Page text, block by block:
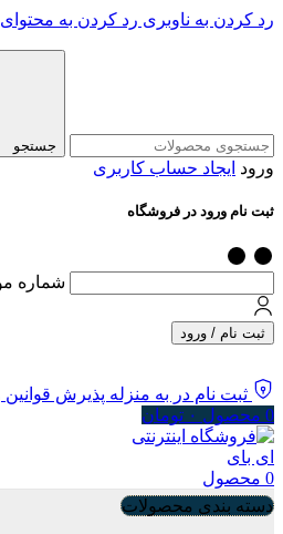
رد کردن به ناوبری رد کردن به
جستجو
ورود ایجاد حساب کاربری
ثبت نام ورود در فروشگاه
شماره
ثبت نام / ورود
ثبت نام در به منزله پذیرش
0 محصول ۰ تومان
0 محصول
دسته بندی محصولات